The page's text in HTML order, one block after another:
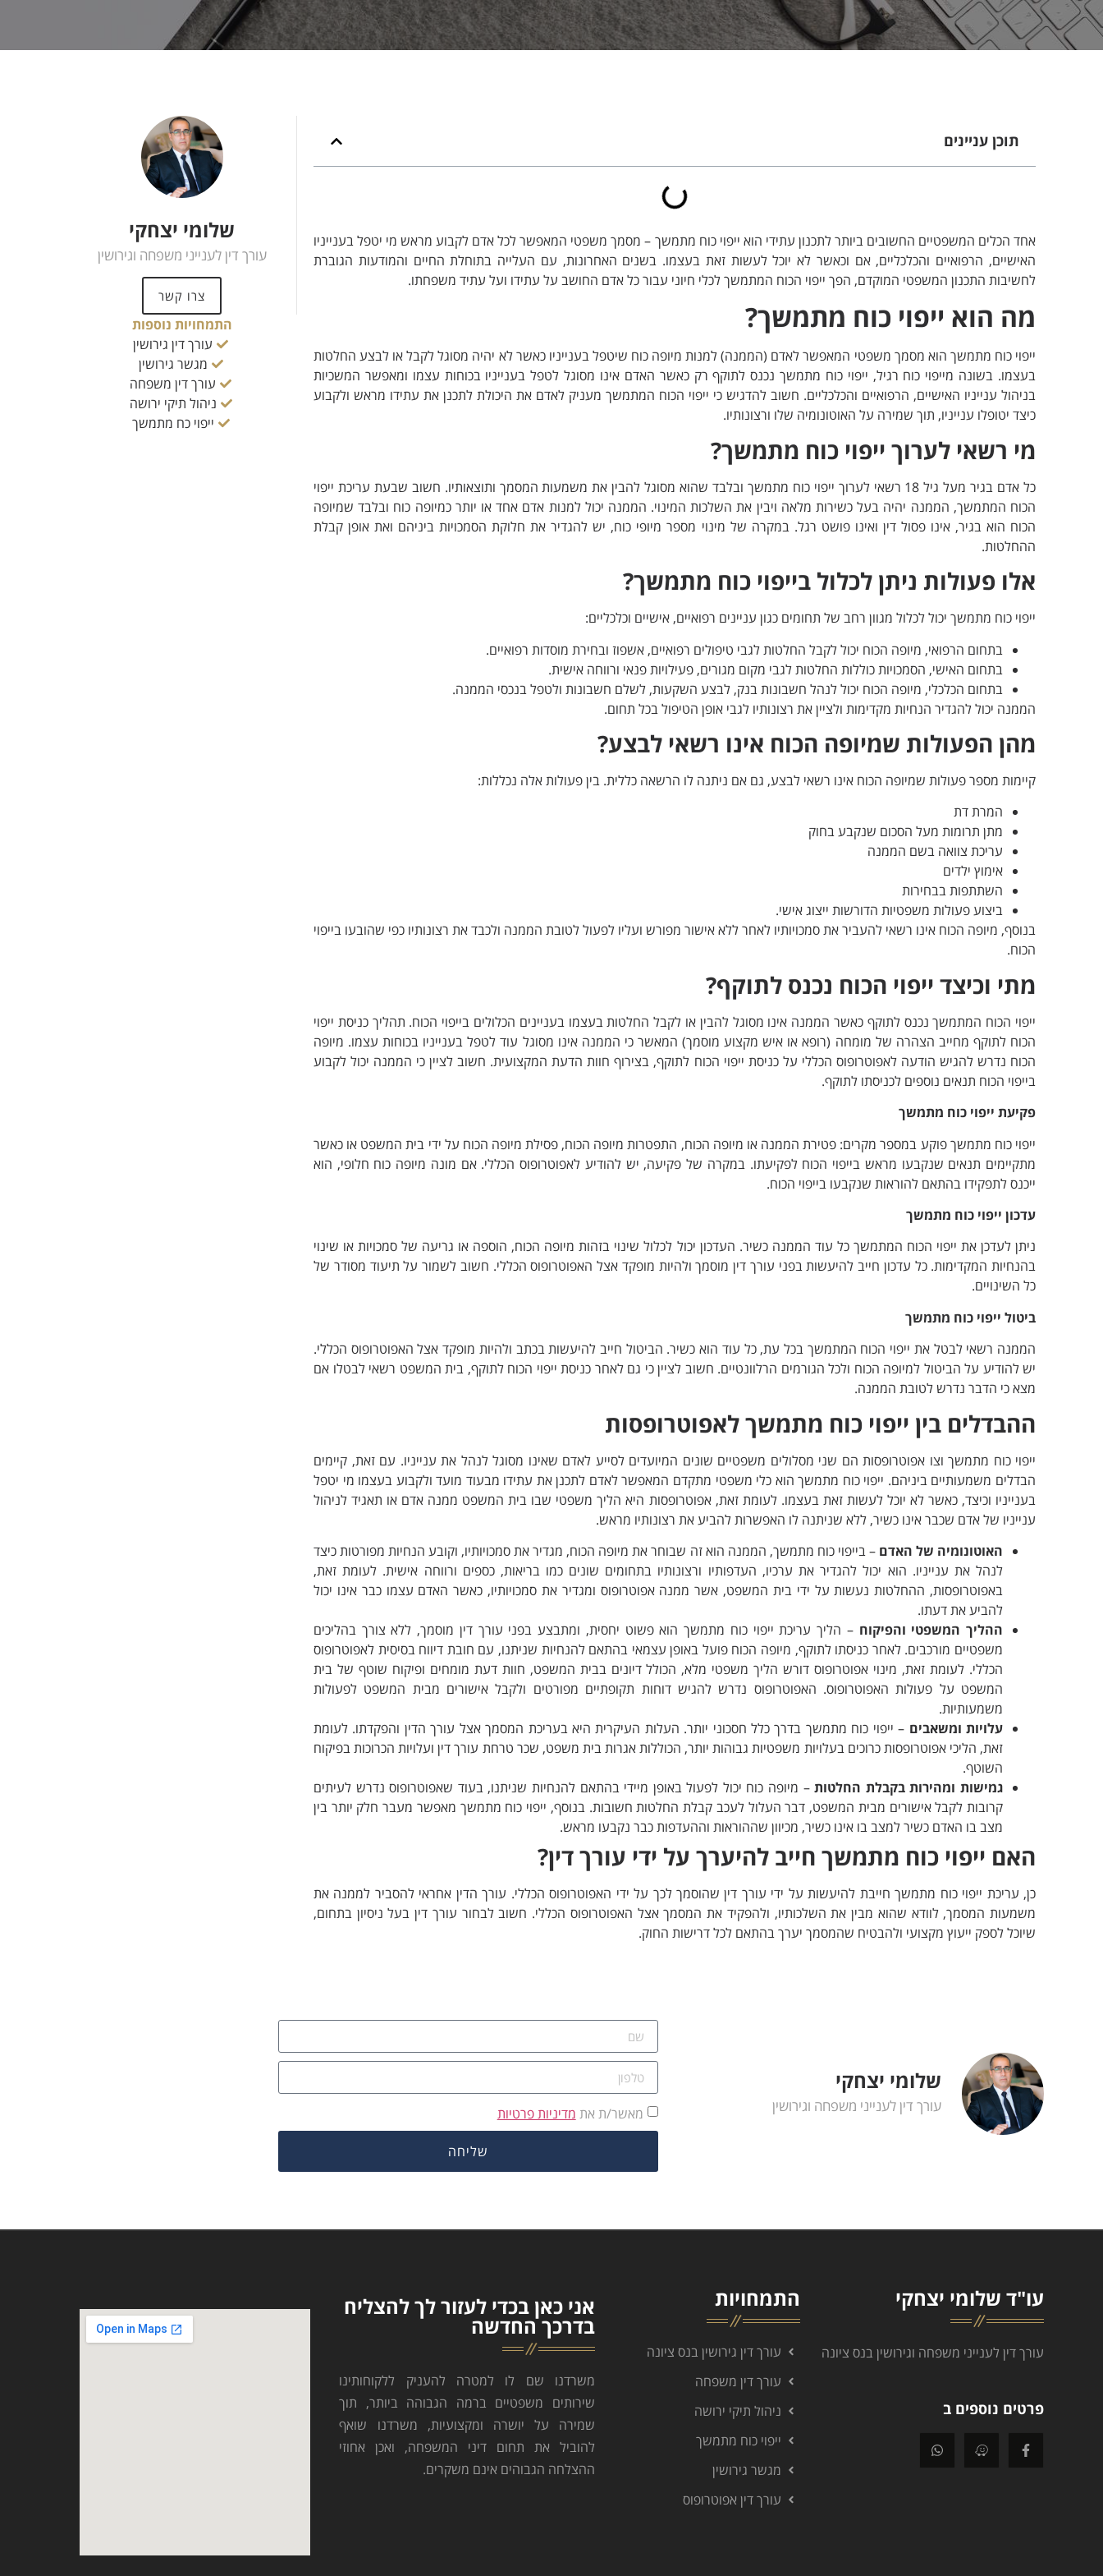
תוכן עניינים
אחד הכלים המשפטיים החשובים ביותר לתכנון עתידי הוא ייפוי כוח מתמשך – מסמך משפטי המאפשר לכל אדם לקבוע מראש מי יטפל בענייניו
האישיים, הרפואיים והכלכליים, אם וכאשר לא יוכל לעשות זאת בעצמו. בשנים האחרונות, עם העלייה בתוחלת החיים והמודעות הגוברת
לחשיבות התכנון המשפטי המוקדם, הפך ייפוי הכוח המתמשך לכלי חיוני עבור כל אדם החושב על עתידו ועל עתיד משפחתו.
מה הוא ייפוי כוח מתמשך?
ייפוי כוח מתמשך הוא מסמך משפטי המאפשר לאדם (הממנה) למנות מיופה כוח שיטפל בענייניו כאשר לא יהיה מסוגל לקבל או לבצע החלטות
בעצמו. בשונה מייפוי כוח רגיל, ייפוי כוח מתמשך נכנס לתוקף רק כאשר האדם אינו מסוגל לטפל בענייניו בכוחות עצמו ומאפשר המשכיות
בניהול ענייניו האישיים, הרפואיים והכלכליים. חשוב להדגיש כי ייפוי הכוח המתמשך מעניק לאדם את היכולת לתכנן את עתידו מראש ולקבוע
כיצד יטופלו ענייניו, תוך שמירה על האוטונומיה שלו ורצונותיו.
מי רשאי לערוך ייפוי כוח מתמשך?
כל אדם בגיר מעל גיל 18 רשאי לערוך ייפוי כוח מתמשך ובלבד שהוא מסוגל להבין את משמעות המסמך ותוצאותיו. חשוב שבעת עריכת ייפוי
הכוח המתמשך, הממנה יהיה בעל כשירות מלאה ויבין את השלכות המינוי. הממנה יכול למנות אדם אחד או יותר כמיופה כוח ובלבד שמיופה
הכוח הוא בגיר, אינו פסול דין ואינו פושט רגל. במקרה של מינוי מספר מיופי כוח, יש להגדיר את חלוקת הסמכויות ביניהם ואת אופן קבלת
ההחלטות.
אלו פעולות ניתן לכלול בייפוי כוח מתמשך?
ייפוי כוח מתמשך יכול לכלול מגוון רחב של תחומים כגון עניינים רפואיים, אישיים וכלכליים:
בתחום הרפואי, מיופה הכוח יכול לקבל החלטות לגבי טיפולים רפואיים, אשפוז ובחירת מוסדות רפואיים.
בתחום האישי, הסמכויות כוללות החלטות לגבי מקום מגורים, פעילויות פנאי ורווחה אישית.
בתחום הכלכלי, מיופה הכוח יכול לנהל חשבונות בנק, לבצע השקעות, לשלם חשבונות ולטפל בנכסי הממנה.
הממנה יכול להגדיר הנחיות מקדימות ולציין את רצונותיו לגבי אופן הטיפול בכל תחום.
מהן הפעולות שמיופה הכוח אינו רשאי לבצע?
קיימות מספר פעולות שמיופה הכוח אינו רשאי לבצע, גם אם ניתנה לו הרשאה כללית. בין פעולות אלה נכללות:
המרת דת
מתן תרומות מעל הסכום שנקבע בחוק
עריכת צוואה בשם הממנה
אימוץ ילדים
השתתפות בבחירות
ביצוע פעולות משפטיות הדורשות ייצוג אישי.
בנוסף, מיופה הכוח אינו רשאי להעביר את סמכויותיו לאחר ללא אישור מפורש ועליו לפעול לטובת הממנה ולכבד את רצונותיו כפי שהובעו בייפוי
הכוח.
מתי וכיצד ייפוי הכוח נכנס לתוקף?
ייפוי הכוח המתמשך נכנס לתוקף כאשר הממנה אינו מסוגל להבין או לקבל החלטות בעצמו בעניינים הכלולים בייפוי הכוח. תהליך כניסת ייפוי
הכוח לתוקף מחייב הצהרה של מומחה (רופא או איש מקצוע מוסמך) המאשר כי הממנה אינו מסוגל עוד לטפל בענייניו בכוחות עצמו. מיופה
הכוח נדרש להגיש הודעה לאפוטרופוס הכללי על כניסת ייפוי הכוח לתוקף, בצירוף חוות הדעת המקצועית. חשוב לציין כי הממנה יכול לקבוע
בייפוי הכוח תנאים נוספים לכניסתו לתוקף.
פקיעת ייפוי כוח מתמשך
ייפוי כוח מתמשך פוקע במספר מקרים: פטירת הממנה או מיופה הכוח, התפטרות מיופה הכוח, פסילת מיופה הכוח על ידי בית המשפט או כאשר
מתקיימים תנאים שנקבעו מראש בייפוי הכוח לפקיעתו. במקרה של פקיעה, יש להודיע לאפוטרופוס הכללי. אם מונה מיופה כוח חלופי, הוא
ייכנס לתפקידו בהתאם להוראות שנקבעו בייפוי הכוח.
עדכון ייפוי כוח מתמשך
ניתן לעדכן את ייפוי הכוח המתמשך כל עוד הממנה כשיר. העדכון יכול לכלול שינוי בזהות מיופה הכוח, הוספה או גריעה של סמכויות או שינוי
בהנחיות המקדימות. כל עדכון חייב להיעשות בפני עורך דין מוסמך ולהיות מופקד אצל האפוטרופוס הכללי. חשוב לשמור על תיעוד מסודר של
כל השינויים.
ביטול ייפוי כוח מתמשך
הממנה רשאי לבטל את ייפוי הכוח המתמשך בכל עת, כל עוד הוא כשיר. הביטול חייב להיעשות בכתב ולהיות מופקד אצל האפוטרופוס הכללי.
יש להודיע על הביטול למיופה הכוח ולכל הגורמים הרלוונטיים. חשוב לציין כי גם לאחר כניסת ייפוי הכוח לתוקף, בית המשפט רשאי לבטלו אם
מצא כי הדבר נדרש לטובת הממנה.
ההבדלים בין ייפוי כוח מתמשך לאפוטרופסות
ייפוי כוח מתמשך וצו אפוטרופסות הם שני מסלולים משפטיים שונים המיועדים לסייע לאדם שאינו מסוגל לנהל את ענייניו. עם זאת, קיימים
הבדלים משמעותיים ביניהם. ייפוי כוח מתמשך הוא כלי משפטי מתקדם המאפשר לאדם לתכנן את עתידו מבעוד מועד ולקבוע בעצמו מי יטפל
בענייניו וכיצד, כאשר לא יוכל לעשות זאת בעצמו. לעומת זאת, אפוטרופסות היא הליך משפטי שבו בית המשפט ממנה אדם או תאגיד לניהול
ענייניו של אדם שכבר אינו כשיר, ללא שניתנה לו האפשרות להביע את רצונותיו מראש.
האוטונומיה של האדם – בייפוי כוח מתמשך, הממנה הוא זה שבוחר את מיופה הכוח, מגדיר את סמכויותיו, וקובע הנחיות מפורטות כיצד
לנהל את ענייניו. הוא יכול להגדיר את ערכיו, העדפותיו ורצונותיו בתחומים שונים כמו בריאות, כספים ורווחה אישית. לעומת זאת,
באפוטרופסות, ההחלטות נעשות על ידי בית המשפט, אשר ממנה אפוטרופוס ומגדיר את סמכויותיו, כאשר האדם עצמו כבר אינו יכול
להביע את דעתו.
ההליך המשפטי והפיקוח – הליך עריכת ייפוי כוח מתמשך הוא פשוט יחסית, ומתבצע בפני עורך דין מוסמך, ללא צורך בהליכים
משפטיים מורכבים. לאחר כניסתו לתוקף, מיופה הכוח פועל באופן עצמאי בהתאם להנחיות שניתנו, עם חובת דיווח בסיסית לאפוטרופוס
הכללי. לעומת זאת, מינוי אפוטרופוס דורש הליך משפטי מלא, הכולל דיונים בבית המשפט, חוות דעת מומחים ופיקוח שוטף של בית
המשפט על פעולות האפוטרופוס. האפוטרופוס נדרש להגיש דוחות תקופתיים מפורטים ולקבל אישורים מבית המשפט לפעולות
משמעותיות.
עלויות ומשאבים – ייפוי כוח מתמשך בדרך כלל חסכוני יותר. העלות העיקרית היא בעריכת המסמך אצל עורך הדין והפקדתו. לעומת
זאת, הליכי אפוטרופסות כרוכים בעלויות משפטיות גבוהות יותר, הכוללות אגרות בית משפט, שכר טרחת עורך דין ועלויות הכרוכות בפיקוח
השוטף.
גמישות ומהירות בקבלת החלטות– מיופה כוח יכול לפעול באופן מיידי בהתאם להנחיות שניתנו, בעוד שאפוטרופוס נדרש לעיתים
קרובות לקבל אישורים מבית המשפט, דבר העלול לעכב קבלת החלטות חשובות. בנוסף, ייפוי כוח מתמשך מאפשר מעבר חלק יותר בין
מצב בו האדם כשיר למצב בו אינו כשיר, מכיוון שההוראות וההעדפות כבר נקבעו מראש.
האם ייפוי כוח מתמשך חייב להיערך על ידי עורך דין?
כן, עריכת ייפוי כוח מתמשך חייבת להיעשות על ידי עורך דין שהוסמך לכך על ידי האפוטרופוס הכללי. עורך הדין אחראי להסביר לממנה את
משמעות המסמך, לוודא שהוא מבין את השלכותיו, ולהפקיד את המסמך אצל האפוטרופוס הכללי. חשוב לבחור עורך דין בעל ניסיון בתחום,
שיוכל לספק ייעוץ מקצועי ולהבטיח שהמסמך יערך בהתאם לכל דרישות החוק.
שלומי יצחקי
עורך דין לענייני משפחה וגירושין
צרו קשר
התמחויות נוספות
עורך דין גירושין
מגשר גירושין
עורך דין משפחה
ניהול תיקי ירושה
ייפוי כח מתמשך
שלומי יצחקי
עורך דין לענייני משפחה וגירושין מאשר/ת את מדיניות פרטיות
שליחה
עו"ד שלומי יצחקי
עורך דין לענייני משפחה וגירושין בנס ציונה
פרטים נוספים ב
התמחויות
עורך דין גירושין בנס ציונה
עורך דין משפחה
ניהול תיקי ירושה
ייפוי כוח מתמשך
מגשר גירושין
עורך דין אפוטרופוס
אני כאן בכדי לעזור לך להצליח
בדרכך החדשה
משרדנו שם לו למטרה להעניק ללקוחותינו
שירותים משפטיים ברמה הגבוהה ביותר, תוך
שמירה על יושרה ומקצועיות, משרדנו שואף
להוביל את תחום דיני המשפחה, ואכן אחוזי
ההצלחה הגבוהים אינם משקרים.